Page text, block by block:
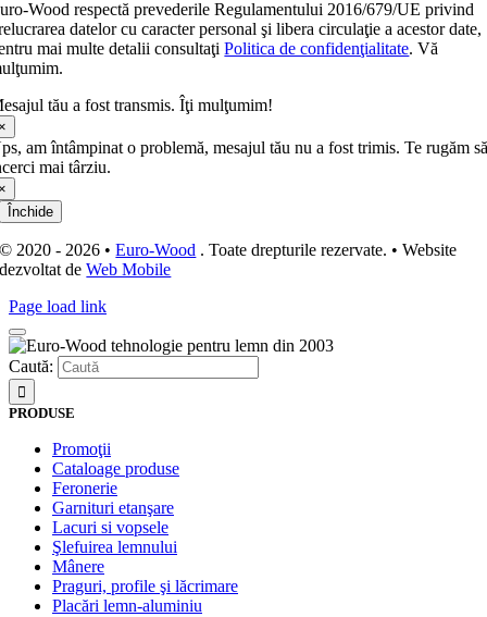
Wood respectă prevederile Regulamentului 2016/679/UE privind
datelor cu caracter personal şi libera circulaţie a acestor date,
mai multe detalii consultaţiPolitica de confidenţialitate. Vă
tău a fost transmis. Îţi mulţumim!
am întâmpinat o problemă, mesajul tău nu a fost trimis. Te rugăm
mai târziu.
Închide
© 2020 - 2026 •Euro-Wood . Toate drepturile rezervate. • Website
dezvoltat deWeb Mobile
Page load link
Caută:
PRODUSE
Promoţii
Cataloage produse
Feronerie
Garnituri etanşare
Lacuri si vopsele
Şlefuirea lemnului
Mânere
Praguri, profile şi lăcrimare
Placări lemn-aluminiu